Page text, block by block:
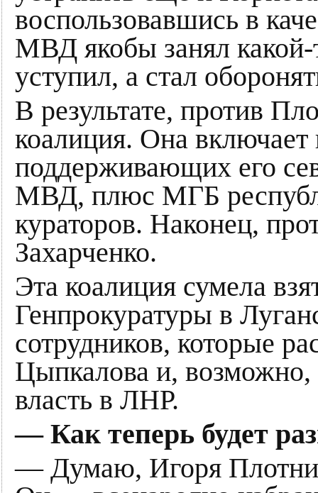
воспользовавшись в
МВД якобы занял
уступил, а стал
В результате, против
коалиция. Она включает
поддерживающих его
МВД, плюс МГБ
кураторов. Наконец,
Захарченко.
Эта коалиция сумела
Генпрокуратуры в
сотрудников, которые
Цыпкалова и, возможно,
власть в ЛНР.
— Как теперь будет
— Думаю, Игоря